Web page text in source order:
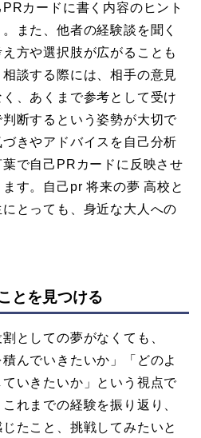
カードに書く内容のヒント
また、他者の経験談を聞く
方や選択肢が広がることも
談する際には、相手の意見
、あくまで参考として受け
断するという姿勢が大切で
きやアドバイスを自己分析
で自己PRカードに反映させ
す。自己pr 将来の夢 高校と
とっても、身近な大人への
とを見つける
としての夢がなくても、
んでいきたいか」「どのよ
いきたいか」という視点で
れまでの経験を振り返り、
たこと、挑戦してみたいと